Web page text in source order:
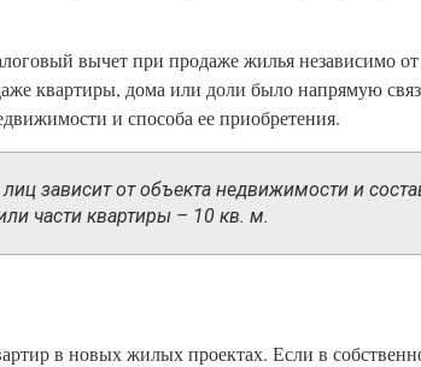
вычет при продаже жилья независимо
квартиры, дома или доли было напрямую
и способа ее приобретения.
зависит от объекта недвижимости и
части квартиры – 10 кв. м.
в новых жилых проектах. Если в